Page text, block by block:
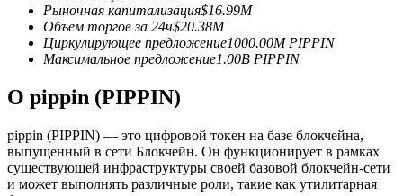
Копирование торговли
Рыночная капитализация$16.99M
Объем торгов за 24ч$20.38M
Циркулирующее предложение1000.00M PIPPIN
Максимальное предложение1.00B PIPPIN
О pippin (PIPPIN)
pippin (PIPPIN) — это цифровой токен на базе блокчейна,
выпущенный в сети Блокчейн. Он функционирует в рамках
существующей инфраструктуры своей базовой блокчейн-сети
и может выполнять различные роли, такие как утилитарная